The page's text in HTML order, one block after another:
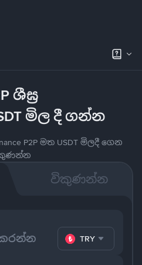
ශීඝ්‍ර
මිල දී ගන්න
P2P මත USDT මිලදී ගෙන
විකුණන්න
TRY